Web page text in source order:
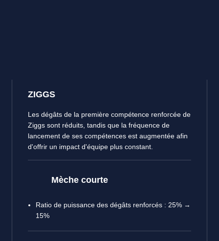
ZIGGS
Les dégâts de la première compétence renforcée de
Ziggs sont réduits, tandis que la fréquence de
lancement de ses compétences est augmentée afin
d'offrir un impact d'équipe plus constant.
Mèche courte
Ratio de puissance des dégâts renforcés : 25% →
15%